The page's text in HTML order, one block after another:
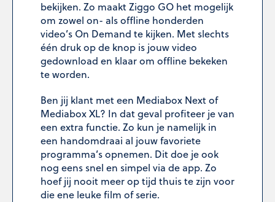
bekijken. Zo maakt Ziggo GO het mogelijk
om zowel on- als offline honderden
video’s On Demand te kijken. Met slechts
één druk op de knop is jouw video
gedownload en klaar om offline bekeken
te worden.
Ben jij klant met een Mediabox Next of
Mediabox XL? In dat geval profiteer je van
een extra functie. Zo kun je namelijk in
een handomdraai al jouw favoriete
programma’s opnemen. Dit doe je ook
nog eens snel en simpel via de app. Zo
hoef jij nooit meer op tijd thuis te zijn voor
die ene leuke film of serie.